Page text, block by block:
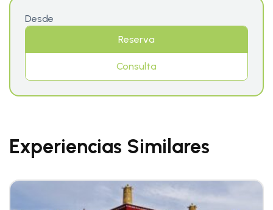
Desde
Reserva
Consulta
Experiencias Similares